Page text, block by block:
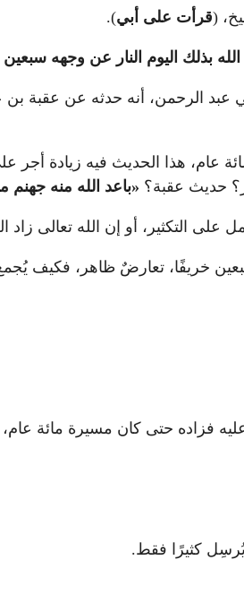
(قرأت على أبي).
بذلك اليوم النار عن وجهه سبعين
الرحمن، أنه حدثه عن عقبة
عام، هذا الحديث فيه زيادة
حديث عقبة؟ «باعد الله منه جهنم
التكثير، أو إن الله تعالى زاد
خريفًا، تعارضٌ ظاهر، فكيف يُجمع
فزاده حتى كان مسيرة مائة عام،
كثيرًا فقط.